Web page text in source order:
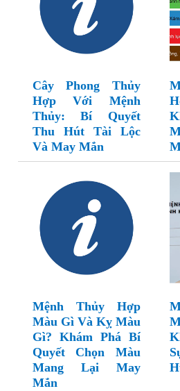
Cây Phong Thủy
Hợp Với Mệnh
Thủy: Bí Quyết
Thu Hút Tài Lộc
Và May Mắn
Mệnh Thủy Hợp
Màu Gì Và Kỵ Màu
Gì? Khám Phá Bí
Quyết Chọn Màu
Mang Lại May
Mắn